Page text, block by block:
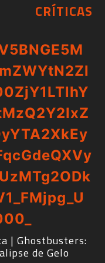
CRÍTICAS​
| Ghostbusters:
de Gelo